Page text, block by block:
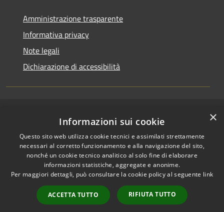
Amministrazione trasparente
Informativa privacy
Note legali
Dichiarazione di accessibilità
Privacy
Cookie
Mappa del sito
Permessi web -
dipendenti
Permessi web -
Copyright © 2026 • Comune di
Casirate d'Adda • Powered by
Municipium•Accesso
redazione
×
Informazioni sui cookie
Questo sito web utilizza cookie tecnici e assimilati strettamente
necessari al corretto funzionamento e alla navigazione del sito,
nonché un cookie tecnico analitico al solo fine di elaborare
informazioni statistiche, aggregate e anonime.
Per maggiori dettagli, può consultare la cookie policy al seguente link
ACCETTA TUTTO RIFIUTA TUTTO